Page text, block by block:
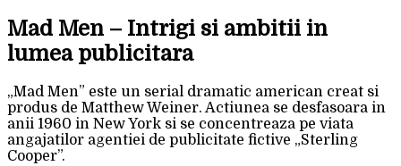
Mad Men – Intrigi si ambitii in
lumea publicitara
„Mad Men” este un serial dramatic american creat si
produs de Matthew Weiner. Actiunea se desfasoara in
anii 1960 in New York si se concentreaza pe viata
angajatilor agentiei de publicitate fictive „Sterling
Cooper”.